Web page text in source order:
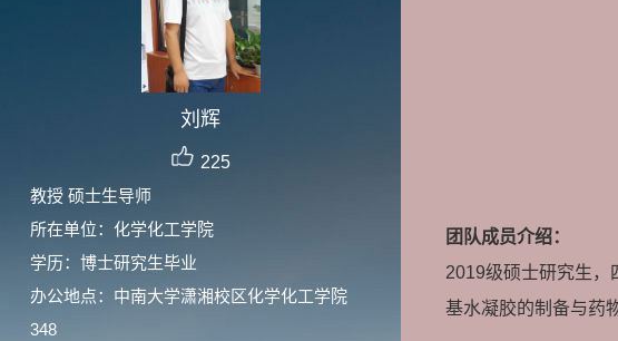
刘辉
225
教授 硕士生导师
所在单位：化学化工学院
学历：博士研究生毕业
办公地点：中南大学潇湘校区化学化工学院
348
团队成员介绍：
2019级硕士研究生，
基水凝胶的制备与药